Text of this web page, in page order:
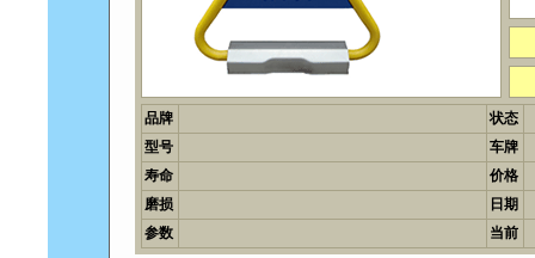
品牌
状态
型号
车牌
寿命
价格
磨损
日期
参数
当前